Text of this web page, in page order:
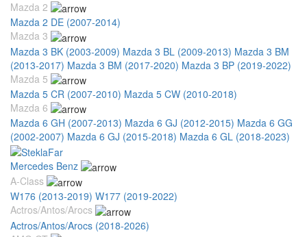
Mazda 2
Mazda 2 DE (2007-2014)
Mazda 3
Mazda 3 BK (2003-2009) Mazda 3 BL (2009-2013) Mazda 3 BM
(2013-2017) Mazda 3 BM (2017-2020) Mazda 3 BP (2019-2022)
Mazda 5
Mazda 5 CR (2007-2010) Mazda 5 CW (2010-2018)
Mazda 6
Mazda 6 GH (2007-2013) Mazda 6 GJ (2012-2015) Mazda 6 GG
(2002-2007) Mazda 6 GJ (2015-2018) Mazda 6 GL (2018-2023)
Mercedes Benz
A-Class
W176 (2013-2019) W177 (2019-2022)
Actros/Antos/Arocs
Actros/Antos/Arocs (2018-2026)